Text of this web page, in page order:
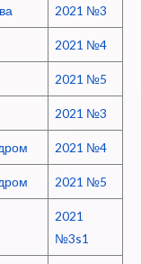
2021 №3
2021 №4
2021 №5
2021 №3
2021 №4
2021 №5
2021
№3s1